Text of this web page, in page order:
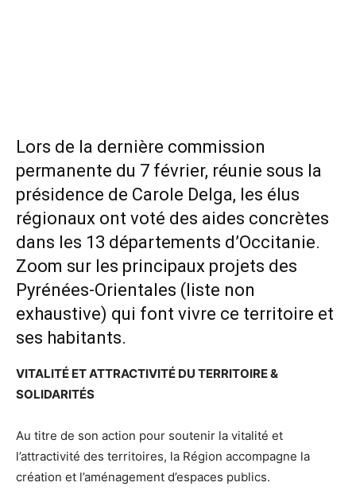
Lors de la dernière commission
permanente du 7 février, réunie sous la
présidence de Carole Delga, les élus
régionaux ont voté des aides concrètes
dans les 13 départements d’Occitanie.
Zoom sur les principaux projets des
Pyrénées-Orientales (liste non
exhaustive) qui font vivre ce territoire et
ses habitants.
VITALITÉ ET ATTRACTIVITÉ DU TERRITOIRE &
SOLIDARITÉS
Au titre de son action pour soutenir la vitalité et
l’attractivité des territoires, la Région accompagne la
création et l’aménagement d’espaces publics.